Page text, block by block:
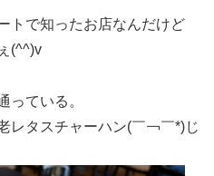
トで知ったお店なんだけど
(^^)v
っている。
レタスチャーハン(￣￢￣*)じ